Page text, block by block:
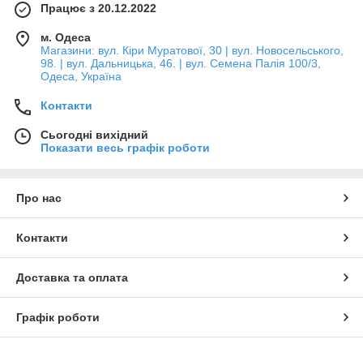
Працює з 20.12.2022
м. Одеса
Магазини: вул. Кіри Муратової, 30 | вул. Новосельського,
98. | вул. Дальницька, 46. | вул. Семена Палія 100/3,
Одеса, Україна
Контакти
Сьогодні вихідний
Показати весь графік роботи
Про нас
Контакти
Доставка та оплата
Графік роботи